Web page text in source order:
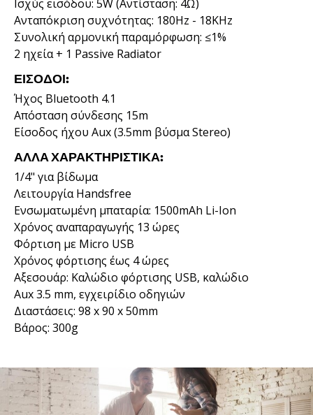
Ισχύς εισόδου: 5W (Αντίσταση: 4Ω)
Ανταπόκριση συχνότητας: 180Hz - 18KHz
Συνολική αρμονική παραμόρφωση: ≤1%
2 ηχεία + 1 Passive Radiator
ΕΊΣΟΔΟΙ:
Ήχος Bluetooth 4.1
Απόσταση σύνδεσης 15m
Είσοδος ήχου Aux (3.5mm βύσμα Stereo)
ΆΛΛΑ ΧΑΡΑΚΤΗΡΙΣΤΙΚΆ:
1/4" για βίδωμα
Λειτουργία Handsfree
Ενσωματωμένη μπαταρία: 1500mAh Li-Ion
Χρόνος αναπαραγωγής 13 ώρες
Φόρτιση με Micro USB
Χρόνος φόρτισης έως 4 ώρες
Αξεσουάρ: Καλώδιο φόρτισης USB, καλώδιο
Aux 3.5 mm, εγχειρίδιο οδηγιών
Διαστάσεις: 98 x 90 x 50mm
Βάρος: 300g